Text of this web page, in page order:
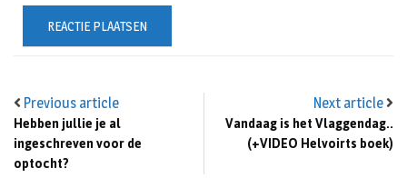
Previous article
Hebben jullie je al
ingeschreven voor de
optocht?
Next article
Vandaag is het Vlaggendag..
(+VIDEO Helvoirts boek)